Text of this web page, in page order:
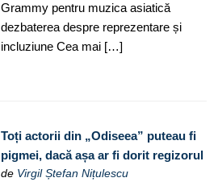
Grammy pentru muzica asiatică
dezbaterea despre reprezentare și
incluziune Cea mai […]
Toți actorii din „Odiseea” puteau fi
pigmei, dacă așa ar fi dorit regizorul
de Virgil Ștefan Nițulescu